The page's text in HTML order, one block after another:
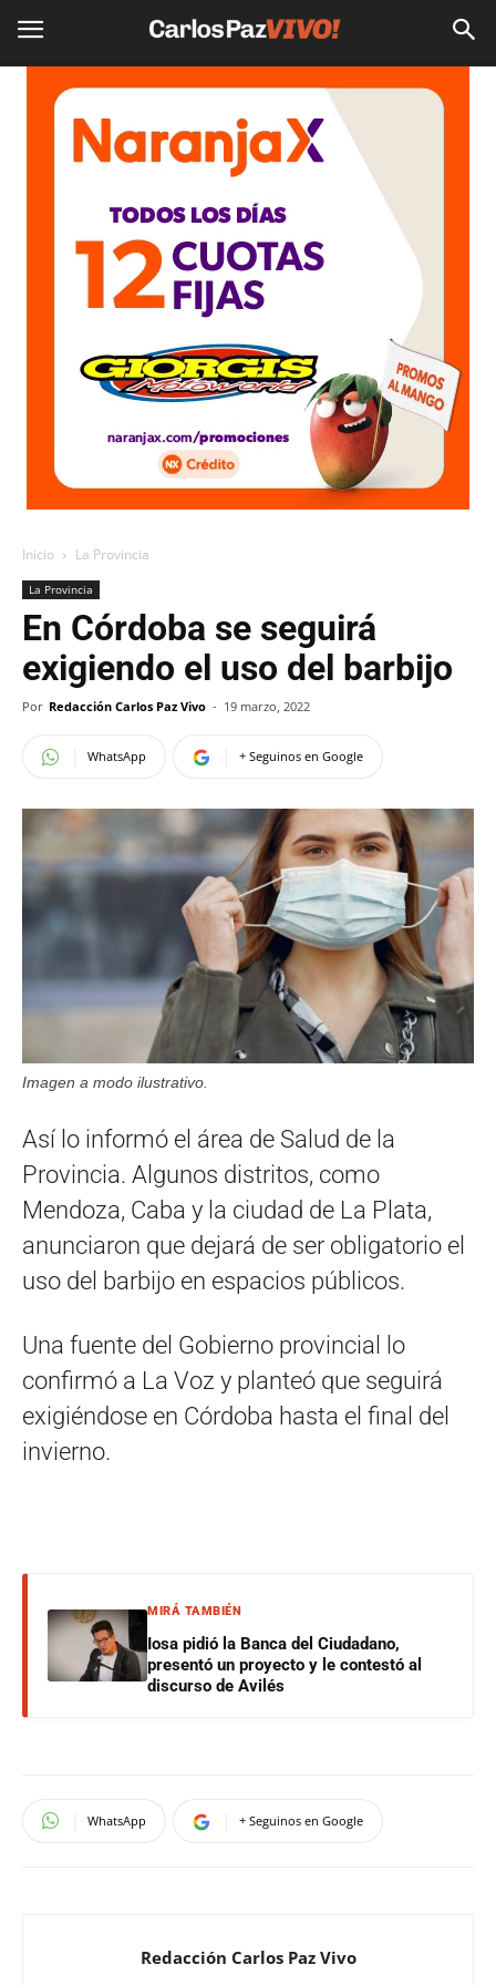
Inicio La Provincia
La Provincia
En Córdoba se seguirá
exigiendo el uso del barbijo
Por Redacción Carlos Paz Vivo - 19 marzo, 2022
WhatsApp + Seguinos en Google
Imagen a modo ilustrativo.
Así lo informó el área de Salud de la
Provincia. Algunos distritos, como
Mendoza, Caba y la ciudad de La Plata,
anunciaron que dejará de ser obligatorio el
uso del barbijo en espacios públicos.
Una fuente del Gobierno provincial lo
confirmó a La Voz y planteó que seguirá
exigiéndose en Córdoba hasta el final del
invierno.
MIRÁ TAMBIÉN
Iosa pidió la Banca del Ciudadano,
presentó un proyecto y le contestó al
discurso de Avilés
WhatsApp + Seguinos en Google
Redacción Carlos Paz Vivo